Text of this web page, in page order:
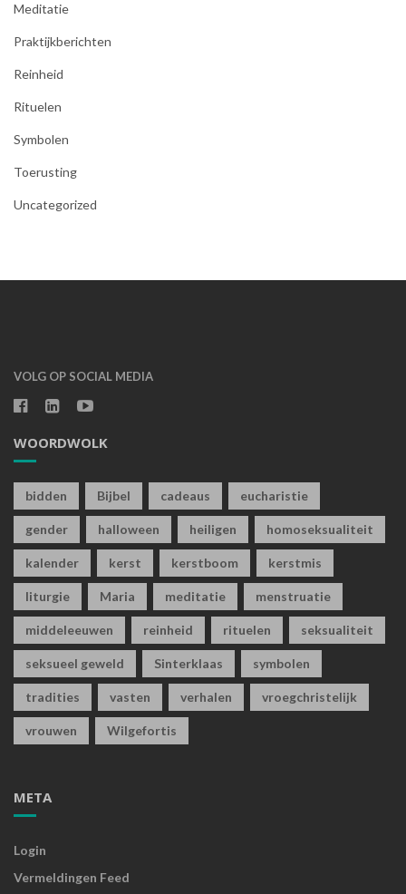
Meditatie
Praktijkberichten
Reinheid
Rituelen
Symbolen
Toerusting
Uncategorized
VOLG OP SOCIAL MEDIA
WOORDWOLK
bidden Bijbel cadeaus eucharistie
gender halloween heiligen homoseksualiteit
kalender kerst kerstboom kerstmis
liturgie Maria meditatie menstruatie
middeleeuwen reinheid rituelen seksualiteit
seksueel geweld Sinterklaas symbolen
tradities vasten verhalen vroegchristelijk
vrouwen Wilgefortis
META
Login
Vermeldingen Feed